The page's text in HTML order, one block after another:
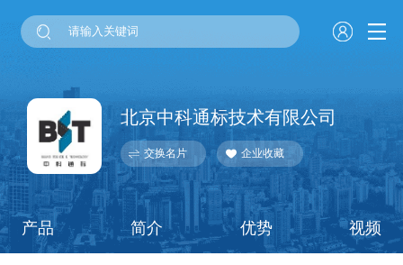
北京中科通标技术有限公司
交换名片 企业收藏
产品 简介 优势 视频